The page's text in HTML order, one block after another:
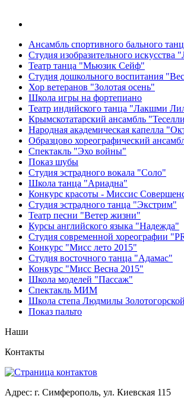
Ансамбль спортивного бального
Студия изобразительного искусства
Театр танца "Мьюзик Сейф"
Студия дошкольного воспитания
Хор ветеранов "Золотая осень"
Школа игры на фортепиано
Театр индийского танца "Лакшми
Крымскотатарский ансамбль
Народная академическая капелла
Образцово хореографический
Спектакль "Эхо войны"
Показ шубы
Студия эстрадного вокала "Соло"
Школа танца "Ариадна"
Конкурс красоты - Миссис
Студия эстрадного танца "Экстрим"
Театр песни "Ветер жизни"
Курсы английского языка "Надежда"
Студия современной хореографии
Конкурс "Мисс лето 2015"
Студия восточного танца "Адамас"
Конкурс "Мисс Весна 2015"
Школа моделей "Пассаж"
Спектакль МИМ
Школа степа Людмилы Золотогорской
Показ пальто
Наши
Контакты
Адрес: г. Симферополь, ул. Киевская 115